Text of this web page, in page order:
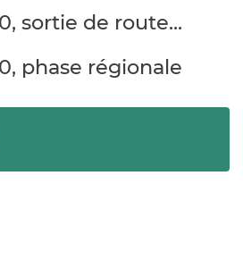
sortie de route...
phase régionale